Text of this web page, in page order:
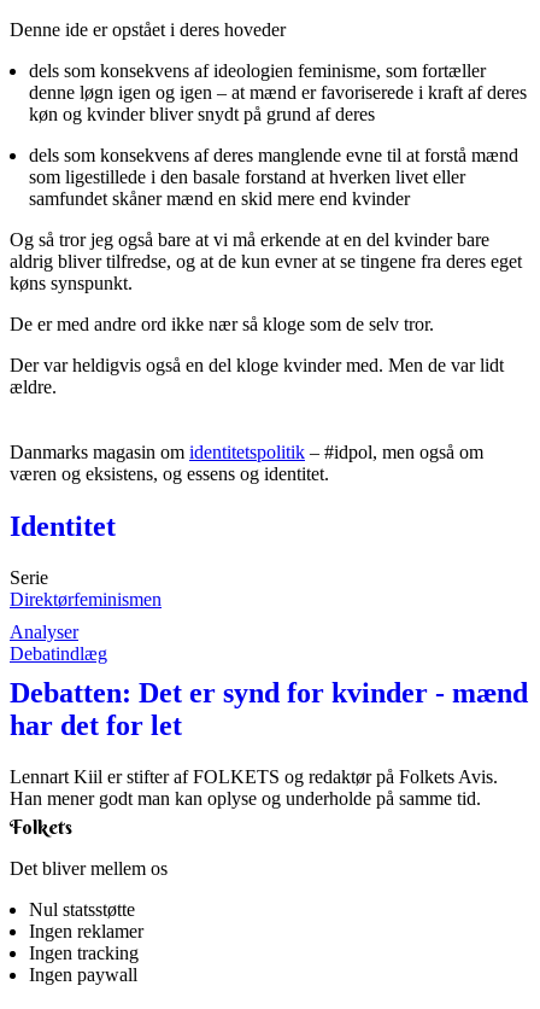
Denne ide er opstået i deres hoveder
dels som konsekvens af ideologien feminisme, som fortæller
denne løgn igen og igen – at mænd er favoriserede i kraft af deres
køn og kvinder bliver snydt på grund af deres
dels som konsekvens af deres manglende evne til at forstå mænd
som ligestillede i den basale forstand at hverken livet eller
samfundet skåner mænd en skid mere end kvinder
Og så tror jeg også bare at vi må erkende at en del kvinder bare
aldrig bliver tilfredse, og at de kun evner at se tingene fra deres eget
køns synspunkt.
De er med andre ord ikke nær så kloge som de selv tror.
Der var heldigvis også en del kloge kvinder med. Men de var lidt
ældre.
Danmarks magasin om identitetspolitik – #idpol, men også om
væren og eksistens, og essens og identitet.
Identitet
Serie
Direktørfeminismen
Analyser
Debatindlæg
Debatten: Det er synd for kvinder - mænd
har det for let
Lennart Kiil er stifter af FOLKETS og redaktør på Folkets Avis.
Han mener godt man kan oplyse og underholde på samme tid.
Folkets
Det bliver mellem os
Nul statsstøtte
Ingen reklamer
Ingen tracking
Ingen paywall